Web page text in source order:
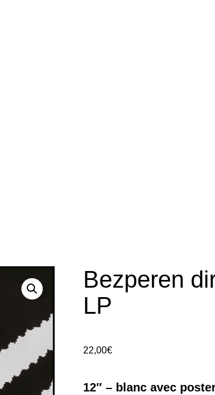
Bezperen
LP
22,00€
12″ – blanc avec